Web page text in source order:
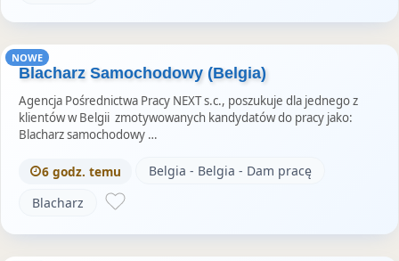
NOWE
Blacharz Samochodowy (Belgia)
Agencja Pośrednictwa Pracy NEXT s.c., poszukuje dla jednego z
klientów w Belgii zmotywowanych kandydatów do pracy jako:
Blacharz samochodowy …
6 godz. temu
Belgia - Belgia - Dam pracę
Blacharz